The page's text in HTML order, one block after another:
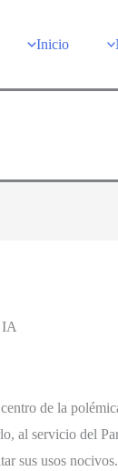
Inicio
IA
de la
al servicio del
sus usos nocivos.